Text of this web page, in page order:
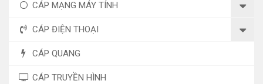
CÁP MẠNG MÁY TÍNH
CÁP ĐIỆN THOẠI
CÁP QUANG
CÁP TRUYỀN HÌNH